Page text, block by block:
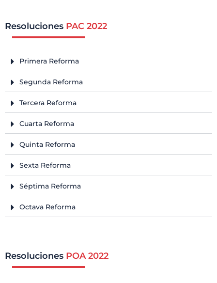
Resoluciones PAC 2022
Primera Reforma
Segunda Reforma
Tercera Reforma
Cuarta Reforma
Quinta Reforma
Sexta Reforma
Séptima Reforma
Octava Reforma
Resoluciones POA 2022